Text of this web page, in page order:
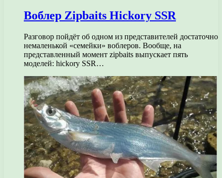
Воблер Zipbaits Hickory SSR
Разговор пойдёт об одном из представителей достаточно
немаленькой «семейки» воблеров. Вообще, на
представленный момент zipbaits выпускает пять
моделей: hickory SSR…